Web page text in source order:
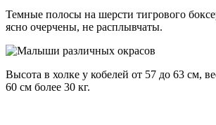
Темные полосы на шерсти тигрового
ясно очерчены, не расплывчаты.
Высота в холке у кобелей от 57 до 63 см,
60 см более 30 кг.